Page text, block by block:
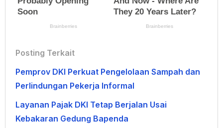
Posting Terkait
Pemprov DKI Perkuat Pengelolaan Sampah dan
Perlindungan Pekerja Informal
Layanan Pajak DKI Tetap Berjalan Usai
Kebakaran Gedung Bapenda